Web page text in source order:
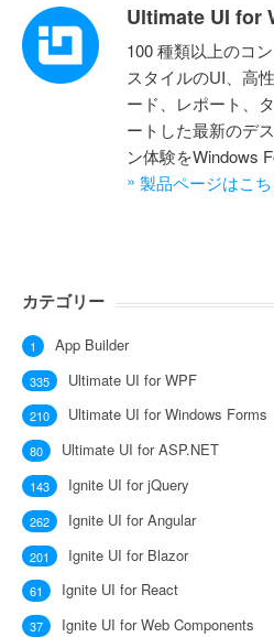
Ultimate UI for
100 種類以上のコ
スタイルのUI、高
ード、レポート、
ートした最新のデ
ン体験をWindows
» 製品ページはこち
カテゴリー
App Builder
1
Ultimate UI for WPF
335
Ultimate UI for Windows Forms
210
Ultimate UI for ASP.NET
80
Ignite UI for jQuery
143
Ignite UI for Angular
262
Ignite UI for Blazor
201
Ignite UI for React
61
Ignite UI for Web Components
37